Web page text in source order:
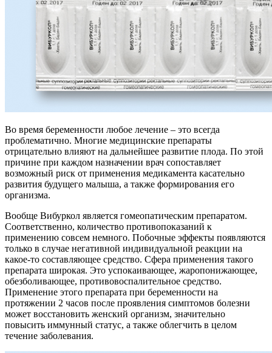
Во время беременности любое лечение – это всегда
проблематично. Многие медицинские препараты
отрицательно влияют на дальнейшее развитие плода. По этой
причине при каждом назначении врач сопоставляет
возможный риск от применения медикамента касательно
развития будущего малыша, а также формирования его
организма.
Вообще Вибуркол является гомеопатическим препаратом.
Соответственно, количество противопоказаний к
применению совсем немного. Побочные эффекты появляются
только в случае негативной индивидуальной реакции на
какое-то составляющее средство. Сфера применения такого
препарата широкая. Это успокаивающее, жаропонижающее,
обезболивающее, противовоспалительное средство.
Применение этого препарата при беременности на
протяжении 2 часов после проявления симптомов болезни
может восстановить женский организм, значительно
повысить иммунный статус, а также облегчить в целом
течение заболевания.